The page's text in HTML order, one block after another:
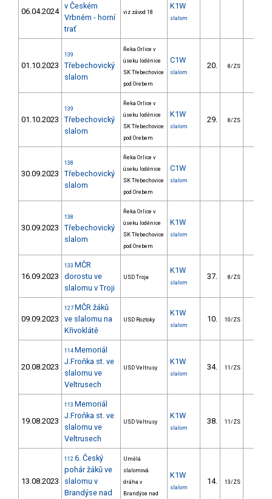
06.04.2024
v Českém
Vrbném - horní
trať
viz závod 18
K1W
slalom
01.10.2023
139
Třebechovický
slalom
Řeka Orlice v
úseku loděnice
SK Třebechovice
pod Orebem
C1W
slalom
20. 8/ZS
01.10.2023
139
Třebechovický
slalom
Řeka Orlice v
úseku loděnice
SK Třebechovice
pod Orebem
K1W
slalom
29. 8/ZS
30.09.2023
138
Třebechovický
slalom
Řeka Orlice v
úseku loděnice
SK Třebechovice
pod Orebem
C1W
slalom
30.09.2023
138
Třebechovický
slalom
Řeka Orlice v
úseku loděnice
SK Třebechovice
pod Orebem
K1W
slalom
16.09.2023
133 MČR
dorostu ve
slalomu v Troji
USD Troja
K1W
slalom
37. 8/ZS
09.09.2023
127 MČR žáků
ve slalomu na
Křivoklátě
USD Roztoky
K1W
slalom
10. 10/ZS
20.08.2023
114 Memoriál
J.Froňka st. ve
slalomu ve
Veltrusech
USD Veltrusy
K1W
slalom
34. 11/ZS
19.08.2023
113 Memoriál
J.Froňka st. ve
slalomu ve
Veltrusech
USD Veltrusy
K1W
slalom
38. 11/ZS
13.08.2023
112 6. Český
pohár žáků ve
slalomu v
Brandýse nad
Umělá
slalomová
dráha v
Brandýse nad
K1W
slalom
14. 13/ZS